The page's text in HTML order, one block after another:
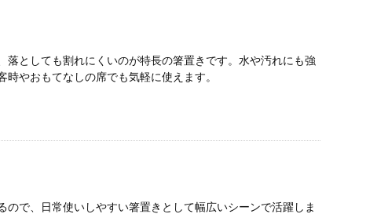
としても割れにくいのが特長の箸置きです。水や汚れにも強
やおもてなしの席でも気軽に使えます。
で、日常使いしやすい箸置きとして幅広いシーンで活躍しま